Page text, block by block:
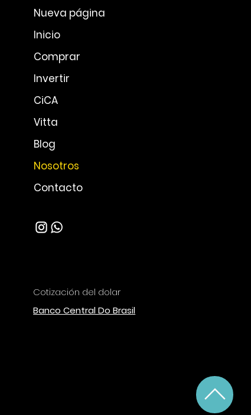
Nueva página
Inicio
Comprar
Invertir
CiCA
Vitta
Blog
Nosotros
Contacto
Cotización del dolar
Banco Central Do Brasil